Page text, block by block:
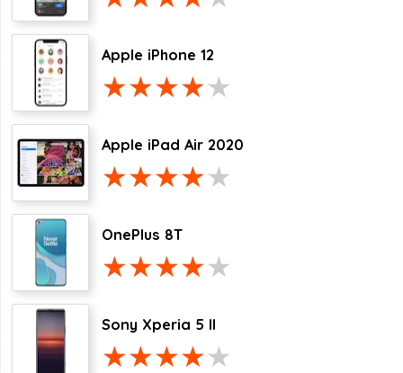
Apple iPhone 12
Apple iPad Air 2020
OnePlus 8T
Sony Xperia 5 II